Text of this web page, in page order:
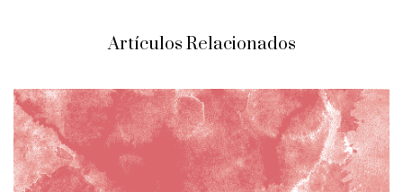
Artículos Relacionados